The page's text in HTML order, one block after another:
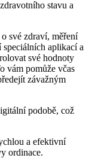
stavu a
své zdraví, měření
aplikací a
své hodnoty
vám pomůže včas
závažným
podobě, což
a efektivní
ordinace.